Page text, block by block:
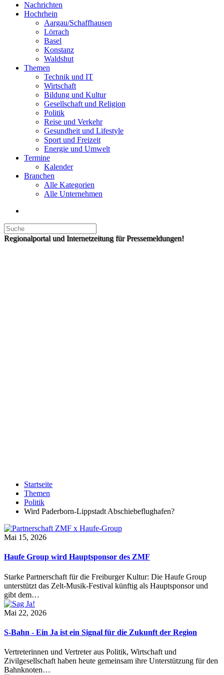
Nachrichten
Hochrhein
Aargau/Schaffhausen
Lörrach
Basel
Konstanz
Waldshut
Themen
Technik und IT
Wirtschaft
Bildung und Kultur
Gesellschaft und Religion
Politik
Reise und Verkehr
Gesundheit und Lifestyle
Sport und Freizeit
Energie und Umwelt
Termine
Kalender
Branchen
Alle Kategorien
Alle Unternehmen
Regionalportal und Internetzeitung für Pressemeldungen!
Startseite
Themen
Politik
Wird Paderborn-Lippstadt Abschiebeflughafen?
Mai 15, 2026
Haufe Group wird Hauptsponsor des ZMF
Starke Partnerschaft für die Freiburger Kultur: Die Haufe Group
unterstützt das Zelt-Musik-Festival künftig als Hauptsponsor und
gibt dem…
Mai 22, 2026
S-Bahn - Ein Ja ist ein Signal für die Zukunft der Region
Vertreterinnen und Vertreter aus Politik, Wirtschaft und
Zivilgesellschaft haben heute gemeinsam ihre Unterstützung für den
Bahnknoten…